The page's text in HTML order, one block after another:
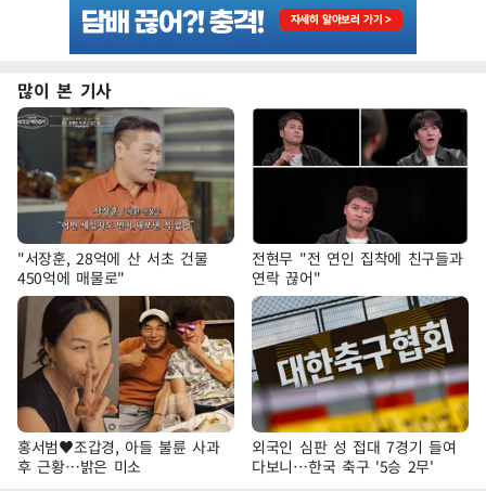
많이 본 기사
"서장훈, 28억에 산 서초 건물
450억에 매물로"
전현무 "전 연인 집착에 친구들과
연락 끊어"
홍서범♥조갑경, 아들 불륜 사과
후 근황…밝은 미소
외국인 심판 성 접대 7경기 들여
다보니…한국 축구 '5승 2무'